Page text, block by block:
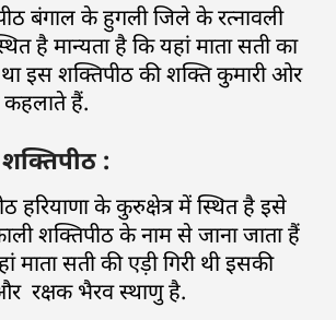
बंगाल के हुगली जिले के रत्नावली
है मान्यता है कि यहां माता सती का
था इस शक्तिपीठ की शक्ति कुमारी ओर
कहलाते हैं.
:
हरियाणा के कुरुक्षेत्र में स्थित है इसे
शक्तिपीठ के नाम से जाना जाता हैं
माता सती की एड़ी गिरी थी इसकी
रक्षक भैरव स्थाणु है.